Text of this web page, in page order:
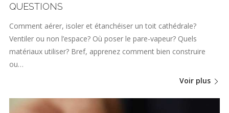
QUESTIONS
Comment aérer, isoler et étanchéiser un toit cathédrale?
Ventiler ou non l’espace? Où poser le pare-vapeur? Quels
matériaux utiliser? Bref, apprenez comment bien construire
ou…
Voir plus